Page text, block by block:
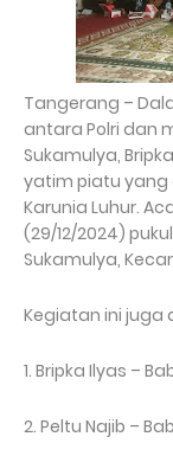
Tangerang –
antara Polri dan
Sukamulya,
yatim piatu yang
Karunia Luhur.
(29/12/2024)
Sukamulya,
Kegiatan ini juga
1. Bripka Ilyas –
2. Peltu Najib –